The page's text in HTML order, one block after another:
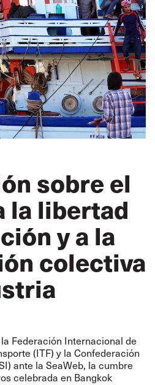
URBANO
MUJERES
ITF AMÉRICAS
ASIA-PACÍFICO GLOBAL
sobre el
la libertad
y a la
colectiva
Federación Internacional de
(ITF) y la Confederación
ante la SeaWeb, la cumbre
celebrada en Bangkok